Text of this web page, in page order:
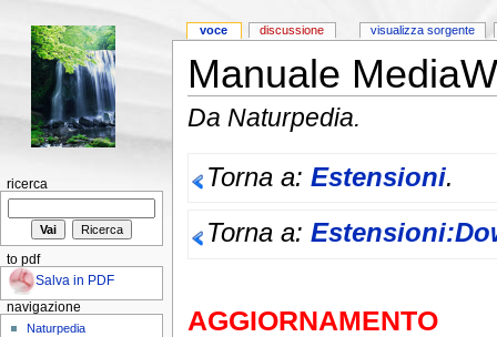
Manuale
Da Naturpedia.
Torna a: Estensioni.
Torna a:
AGGIORNAMENTO
voce discussione visualizza sorgente
ricerca
to pdf
Salva in PDF
navigazione
Naturpedia